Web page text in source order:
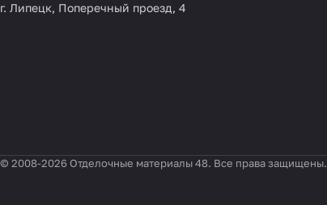
г. Липецк, Поперечный проезд, 4
© 2008-2026 Отделочные материалы 48. Все права защищены.